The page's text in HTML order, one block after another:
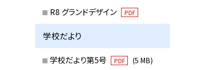
R8 グランドデザイン PDF
学校だより
学校だより第5号 PDF (5 MB)